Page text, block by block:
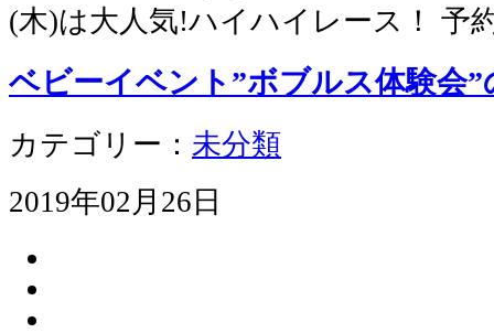
(木)は大人気!ハイハイレース！ 予
ベビーイベント”ボブルス体験会”
カテゴリー： 未分類
2019年02月26日